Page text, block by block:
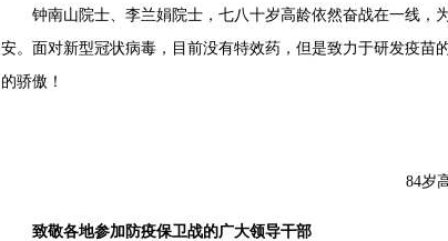
钟南山院士、李兰娟院士，七八十岁高龄依然奋战在一线
安。面对新型冠状病毒，目前没有特效药，但是致力于研发疫
的骄傲！
84岁
致敬各地参加防疫保卫战的广大领导干部